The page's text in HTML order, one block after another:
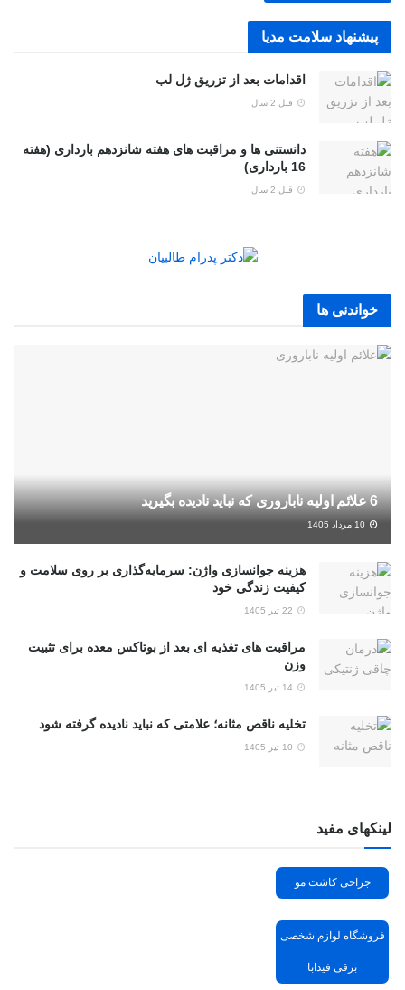
پیشنهاد سلامت مدیا
اقدامات بعد از تزریق ژل لب
قبل 2 سال
دانستنی ها و مراقبت های هفته شانزدهم بارداری (هفته
16 بارداری)
قبل 2 سال
خواندنی ها
6 علائم اولیه ناباروری که نباید نادیده بگیرید
هزینه جوانسازی واژن: سرمایه‌گذاری بر روی سلامت و
کیفیت زندگی خود
مراقبت های تغذیه ای بعد از بوتاکس معده برای تثبیت
وزن
تخلیه ناقص مثانه؛ علامتی که نباید نادیده گرفته شود
لینکهای مفید
جراحی کاشت مو
فروشگاه لوازم شخصی
برقی فیدابا